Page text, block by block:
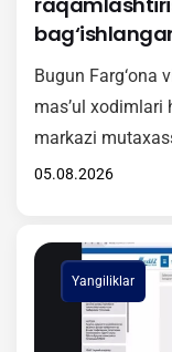
Bugun Farg‘ona
mas’ul
markazi
raqamli
hududlarda
tartibi hamda
haqida batafsil
05.08.2026
Yangiliklar